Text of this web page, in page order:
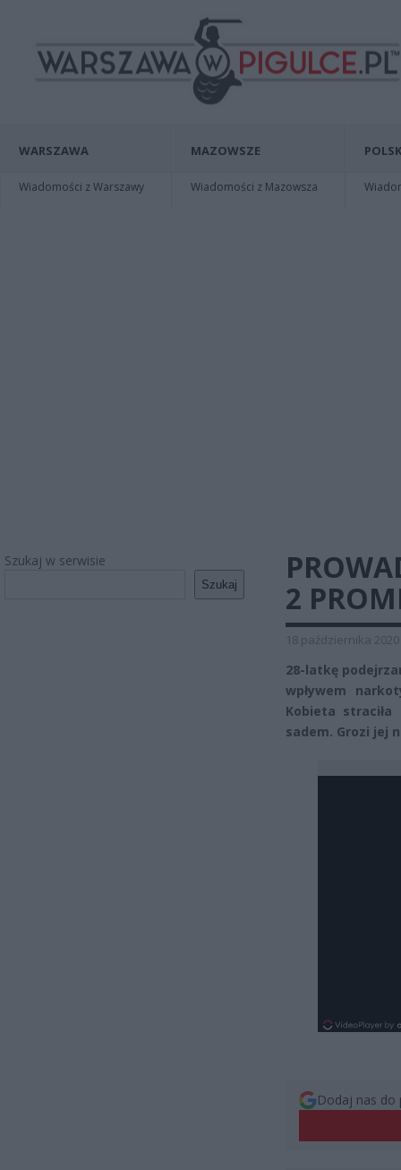
WARSZAWA
Wiadomości z Warszawy
MAZOWSZE
Wiadomości z Mazowsza
Szukaj w serwisie
Szukaj
2
18 października 2020
28-latkę
wpływem
Kobieta
sadem. Grozi jej
Dodaj nas do